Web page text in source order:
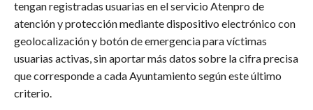
tengan registradas usuarias en el servicio Atenpro de
atención y protección mediante dispositivo electrónico con
geolocalización y botón de emergencia para víctimas
usuarias activas, sin aportar más datos sobre la cifra precisa
que corresponde a cada Ayuntamiento según este último
criterio.